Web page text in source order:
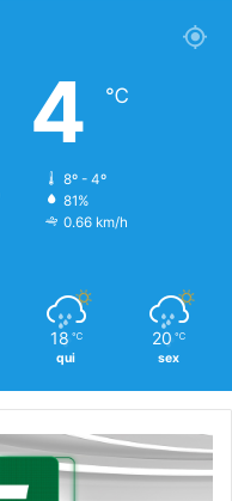
4 ℃
8º - 4º
81%
0.66 km/h
18 ℃
qui
20 ℃
sex